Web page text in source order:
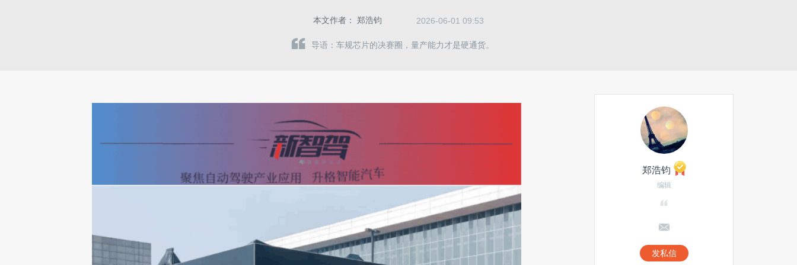
本文作者： 郑浩钧 2026-06-01 09:53
导语：车规芯片的决赛圈，量产能力才是硬通货。
郑浩钧
编辑
发私信